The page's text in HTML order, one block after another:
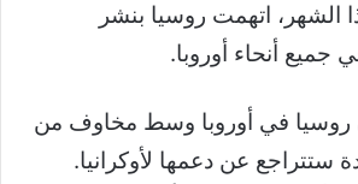
اتهمت روسيا بنشر
أنحاء أوروبا.
روسيا في أوروبا وسط مخاوف من
ستتراجع عن دعمها لأوكرانيا.